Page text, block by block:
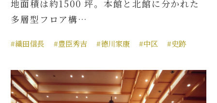
地面積は約1500 坪。本館と北館に分かれた
多層型フロア構…
#織田信長 #豊臣秀吉 #徳川家康 #中区 #史跡